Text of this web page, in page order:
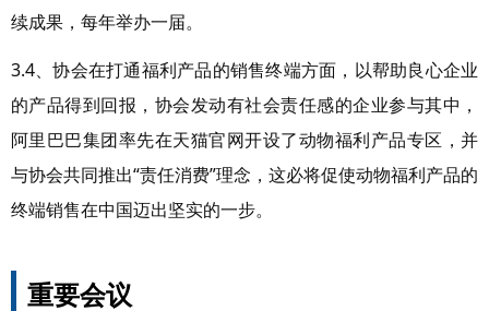
续成果，每年举办一届。
3.4、协会在打通福利产品的销售终端方面，以帮助良心企业
的产品得到回报，协会发动有社会责任感的企业参与其中，
阿里巴巴集团率先在天猫官网开设了动物福利产品专区，并
与协会共同推出“责任消费”理念，这必将促使动物福利产品的
终端销售在中国迈出坚实的一步。
重要会议